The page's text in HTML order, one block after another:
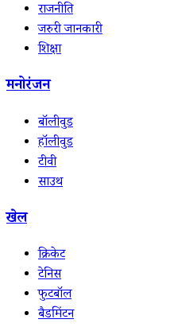
राजनीति
जरुरी जानकारी
शिक्षा
मनोरंजन
बॉलीवुड
हॉलीवुड
टीवी
साउथ
खेल
क्रिकेट
टेनिस
फुटबॉल
बैडमिंटन